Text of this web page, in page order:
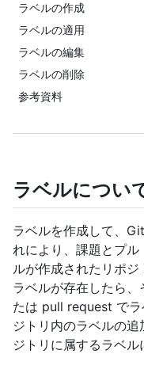
ラベルの作成
ラベルの適用
ラベルの編集
ラベルの削除
参考資料
ラベルについ
ラベルを作成して、
れにより、課題とプ
ルが作成されたリポジ
ラベルが存在したら
たは pull request でラ
ジトリ内のラベルの
ジトリに属するラベル